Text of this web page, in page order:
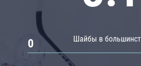
Шайбы в
0